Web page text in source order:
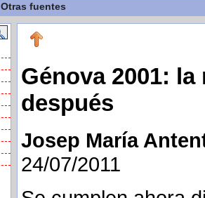
Otras fuentes
Génova 2001:
después
Josep María
24/07/2011